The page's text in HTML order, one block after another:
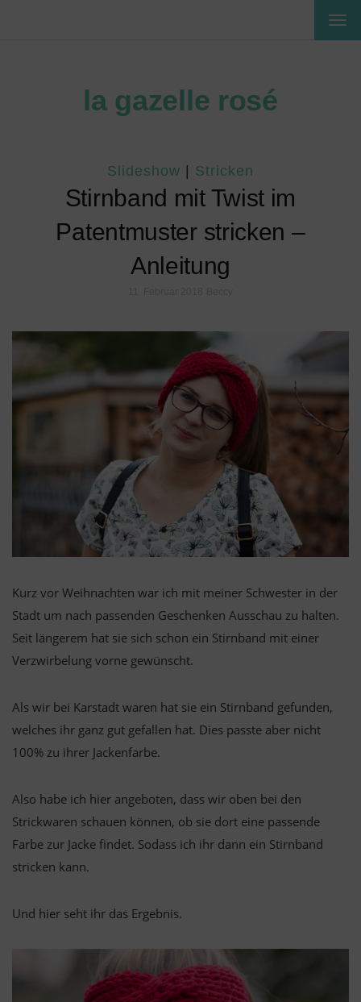
la gazelle rosé
Slideshow Stricken
Stirnband mit Twist im
Patentmuster stricken –
Anleitung
Kurz vor Weihnachten war ich mit meiner Schwester in der
Stadt um nach passenden Geschenken Ausschau zu halten.
Seit längerem hat sie sich schon ein Stirnband mit einer
Verzwirbelung vorne gewünscht.
Als wir bei Karstadt waren hat sie ein Stirnband gefunden,
welches ihr ganz gut gefallen hat. Dies passte aber nicht
100% zu ihrer Jackenfarbe.
Also habe ich hier angeboten, dass wir oben bei den
Strickwaren schauen können, ob sie dort eine passende
Farbe zur Jacke findet. Sodass ich ihr dann ein Stirnband
stricken kann.
Und hier seht ihr das Ergebnis.